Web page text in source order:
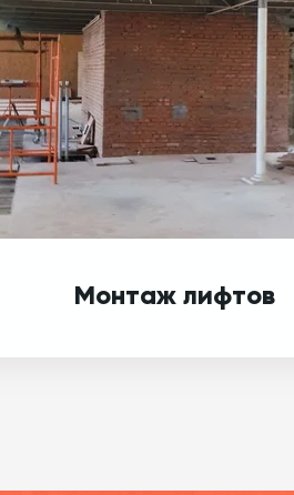
Монтаж лифтов